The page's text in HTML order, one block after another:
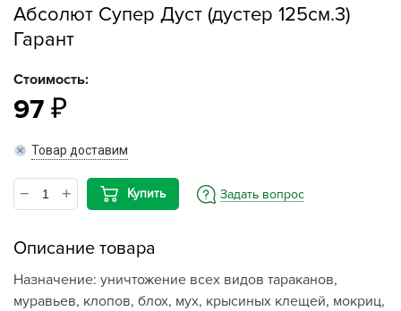
Абсолют Супер Дуст (дустер 125см.3)
Гарант
Стоимость:
97
Товар доставим
Купить Задать вопрос
Описание товара
Назначение: уничтожение всех видов тараканов,
муравьев, клопов, блох, мух, крысиных клещей, мокриц,